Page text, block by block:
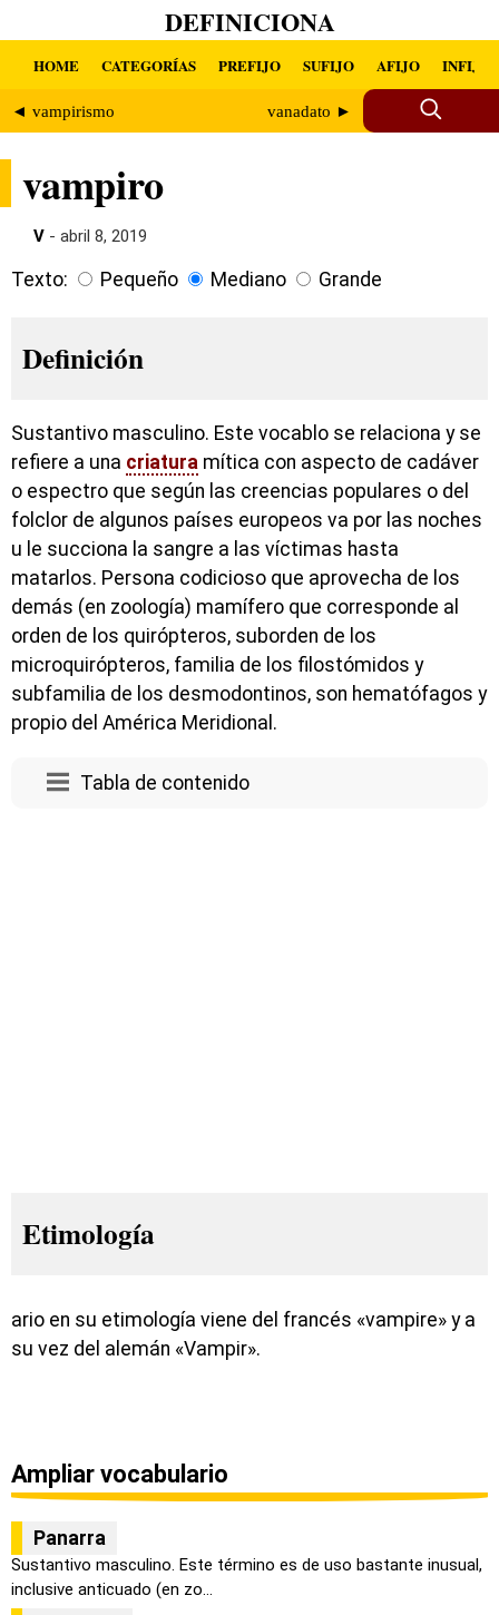
DEFINICIONA
HOME CATEGORÍAS PREFIJO SUFIJO AFIJO INFIJO
◄ vampirismo vanadato ►
vampiro
V - abril 8, 2019
Texto: Pequeño Mediano Grande
Definición
Sustantivo masculino. Este vocablo se relaciona y se
refiere a una criatura mítica con aspecto de cadáver
o espectro que según las creencias populares o del
folclor de algunos países europeos va por las noches
u le succiona la sangre a las víctimas hasta
matarlos. Persona codicioso que aprovecha de los
demás (en zoología) mamífero que corresponde al
orden de los quirópteros, suborden de los
microquirópteros, familia de los filostómidos y
subfamilia de los desmodontinos, son hematófagos y
propio del América Meridional.
Tabla de contenido
Etimología
ario en su etimología viene del francés «vampire» y a
su vez del alemán «Vampir».
Ampliar vocabulario
Panarra
Sustantivo masculino. Este término es de uso bastante inusual,
inclusive anticuado (en zo...